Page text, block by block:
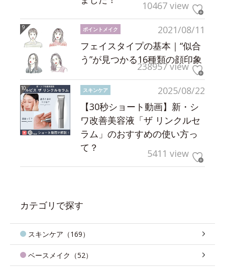
10467 view
2021/08/11
ポイントメイク
フェイスタイプの基本｜“似合
う”が見つかる16種類の顔印象
238957 view
2025/08/22
スキンケア
【30秒ショート動画】新・シ
ワ改善美容液「ザ リンクルセ
ラム」のおすすめの使い方っ
て？
5411 view
カテゴリで探す
スキンケア（169）
ベースメイク（52）